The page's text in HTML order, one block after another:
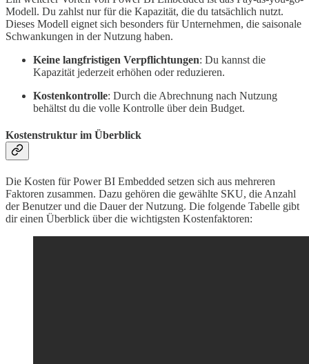
Modell. Du zahlst nur für die Kapazität, die du tatsächlich nutzt.
Dieses Modell eignet sich besonders für Unternehmen, die saisonale
Schwankungen in der Nutzung haben.
Keine langfristigen Verpflichtungen: Du kannst die
Kapazität jederzeit erhöhen oder reduzieren.
Kostenkontrolle: Durch die Abrechnung nach Nutzung
behältst du die volle Kontrolle über dein Budget.
Kostenstruktur im Überblick
Die Kosten für Power BI Embedded setzen sich aus mehreren
Faktoren zusammen. Dazu gehören die gewählte SKU, die Anzahl
der Benutzer und die Dauer der Nutzung. Die folgende Tabelle gibt
dir einen Überblick über die wichtigsten Kostenfaktoren: